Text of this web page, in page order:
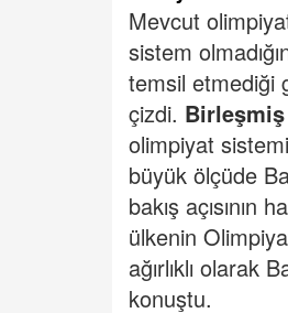
Mevcut
sistem
temsil etmediği
çizdi.
olimpiyat
büyük ölçüde
bakış
ülkenin
ağırlıklı olarak
konuştu.